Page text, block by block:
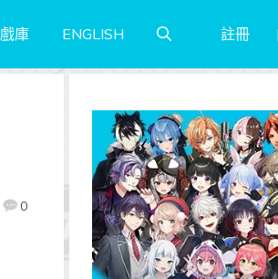
庫 ENGLISH 註冊
0